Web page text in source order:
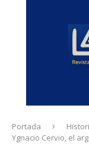
Portada
Ygnacio Cervio, el